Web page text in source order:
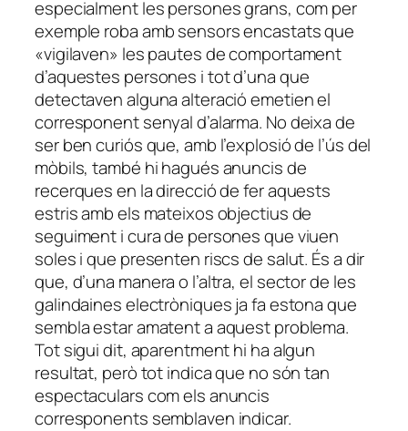
especialment les persones grans, com per
exemple roba amb sensors encastats que
«vigilaven» les pautes de comportament
d’aquestes persones i tot d’una que
detectaven alguna alteració emetien el
corresponent senyal d’alarma. No deixa de
ser ben curiós que, amb l’explosió de l’ús del
mòbils, també hi hagués anuncis de
recerques en la direcció de fer aquests
estris amb els mateixos objectius de
seguiment i cura de persones que viuen
soles i que presenten riscs de salut. És a dir
que, d’una manera o l’altra, el sector de les
galindaines electròniques ja fa estona que
sembla estar amatent a aquest problema.
Tot sigui dit, aparentment hi ha algun
resultat, però tot indica que no són tan
espectaculars com els anuncis
corresponents semblaven indicar.